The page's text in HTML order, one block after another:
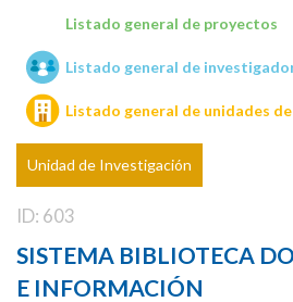
Unidades de investigación
Listado general de proyectos
Listado general de
Listado general de unidades
Unidad de Investigación
ID: 603
SISTEMA BIBLIOTECA
E INFORMACIÓN